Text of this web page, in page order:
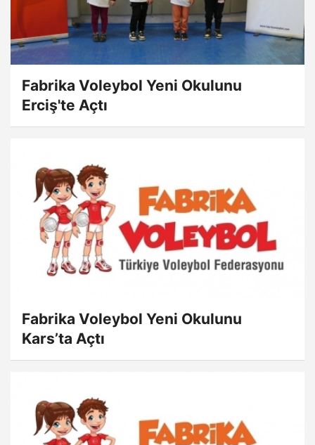
Fabrika Voleybol Yeni Okulunu
Erciş'te Açtı
Fabrika Voleybol Yeni Okulunu
Kars’ta Açtı